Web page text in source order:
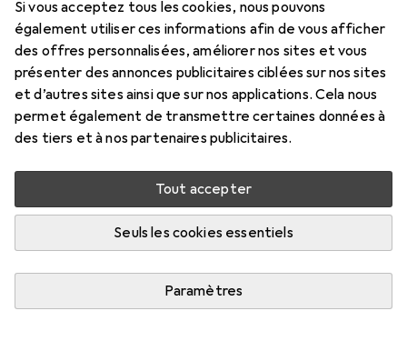
Si vous acceptez tous les cookies, nous pouvons
également utiliser ces informations afin de vous afficher
des offres personnalisées, améliorer nos sites et vous
présenter des annonces publicitaires ciblées sur nos sites
et d’autres sites ainsi que sur nos applications. Cela nous
permet également de transmettre certaines données à
des tiers et à nos partenaires publicitaires.
Tout accepter
Seuls les cookies essentiels
Paramètres
Ici, vous trouverez des accessoires compatibles avec le
produit Wacom DTK2260/2261.
Pertinence
Liste des produits
Aucun produit trouvé